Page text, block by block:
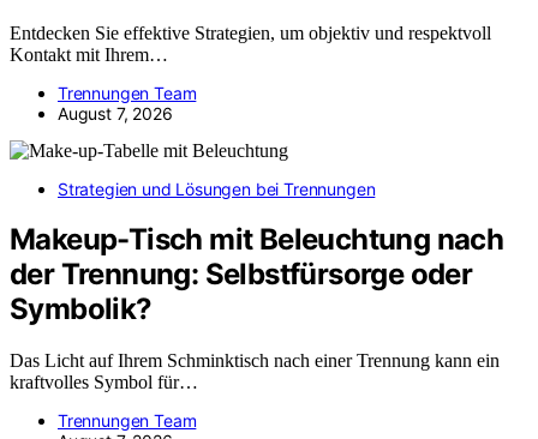
Entdecken Sie effektive Strategien, um objektiv und respektvoll
Kontakt mit Ihrem…
Trennungen Team
August 7, 2026
Strategien und Lösungen bei Trennungen
Makeup-Tisch mit Beleuchtung nach
der Trennung: Selbstfürsorge oder
Symbolik?
Das Licht auf Ihrem Schminktisch nach einer Trennung kann ein
kraftvolles Symbol für…
Trennungen Team